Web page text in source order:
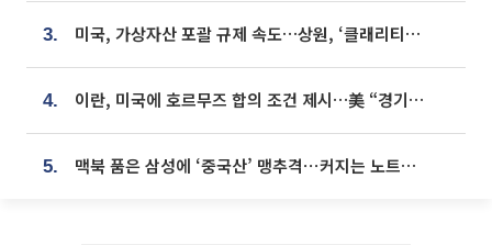
3. 미국, 가상자산 포괄 규제 속도…상원, ‘클래리티법’ 9월 절차투표 추진
4. 이란, 미국에 호르무즈 합의 조건 제시…美 “경기 아직 안 끝나” [종합]
5. 맥북 품은 삼성에 ‘중국산’ 맹추격⋯커지는 노트북 OLED 시장